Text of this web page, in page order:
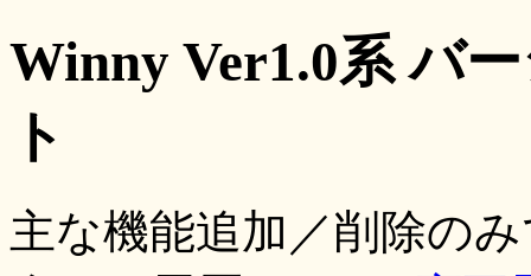
Winny Ver1.0系 バ
ト
主な機能追加／削除の